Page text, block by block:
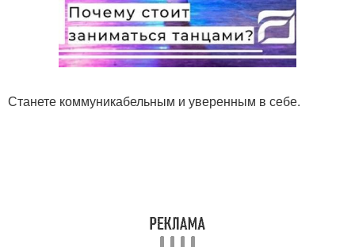
Станете коммуникабельным и уверенным в себе.